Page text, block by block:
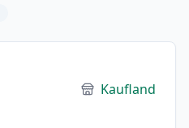
Kaufland